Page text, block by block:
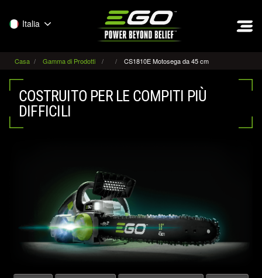
Italia
Casa Gamma di Prodotti CS1810E Motosega da 45 cm
COSTRUITO PER LE COMPITI PIÙ
DIFFICILI